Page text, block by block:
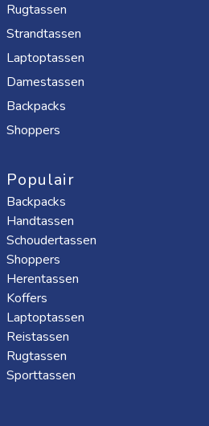
Rugtassen
Strandtassen
Laptoptassen
Damestassen
Backpacks
Shoppers
Populair
Backpacks
Handtassen
Schoudertassen
Shoppers
Herentassen
Koffers
Laptoptassen
Reistassen
Rugtassen
Sporttassen